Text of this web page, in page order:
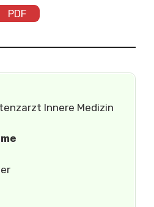
PDF
Innere Medizin